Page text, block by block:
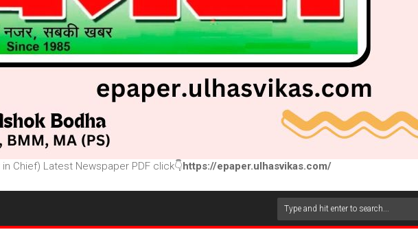
Chief) Latest Newspaper PDF click👇https://epaper.ulhasvikas.com/